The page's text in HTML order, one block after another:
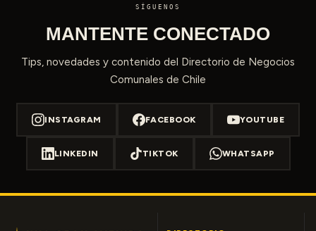
SÍGUENOS
MANTENTE CONECTADO
Tips, novedades y contenido del Directorio de Negocios
Comunales de Chile
INSTAGRAM FACEBOOK YOUTUBE
LINKEDIN TIKTOK WHATSAPP